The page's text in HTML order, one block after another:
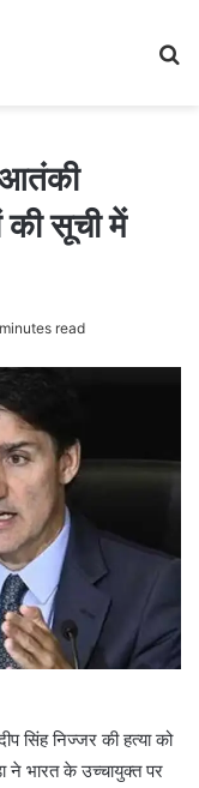
आतंकी
की सूची में
read
सिंह निज्जर की हत्या को
ने भारत के उच्चायुक्त पर